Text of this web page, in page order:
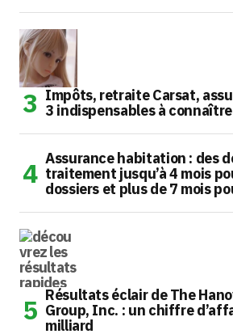
Impôts, retraite Carsat,
3 indispensables à connaître
Assurance habitation : des
traitement jusqu’à 4 mois
dossiers et plus de 7 mois
Résultats éclair de The
Group, Inc. : un chiffre
milliard